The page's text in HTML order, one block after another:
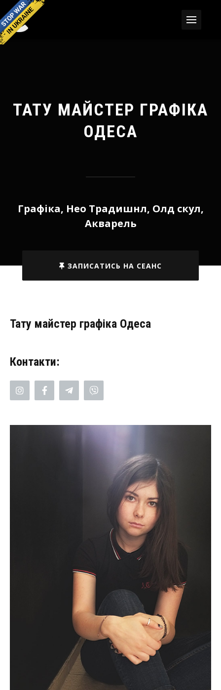
ТАТУ МАЙСТЕР ГРАФІКА
ОДЕСА
Графіка, Нео Традишнл, Олд скул,
Акварель
ЗАПИСАТИСЬ НА СЕАНС
Тату майстер графіка Одеса
Контакти: